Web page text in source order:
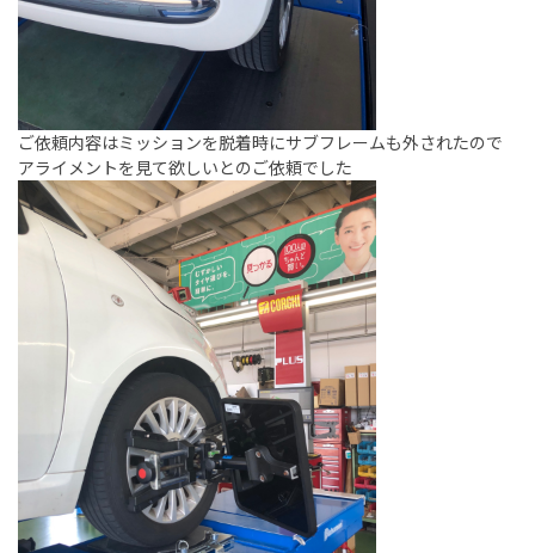
ご依頼内容はミッションを脱着時にサブフレームも外されたので
アライメントを見て欲しいとのご依頼でした